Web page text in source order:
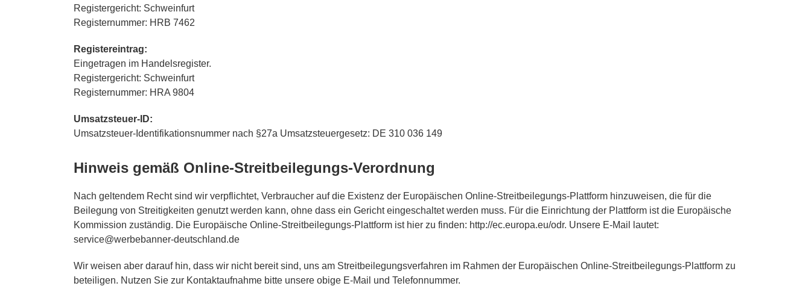
Registergericht: Schweinfurt
Registernummer: HRB 7462
Registereintrag:
Eingetragen im Handelsregister.
Registergericht: Schweinfurt
Registernummer: HRA 9804
Umsatzsteuer-ID:
Umsatzsteuer-Identifikationsnummer nach §27a Umsatzsteuergesetz: DE 310 036 149
Hinweis gemäß Online-Streitbeilegungs-Verordnung
Nach geltendem Recht sind wir verpflichtet, Verbraucher auf die Existenz der Europäischen Online-Streitbeilegungs-Plattform hinzuweisen, die für die
Beilegung von Streitigkeiten genutzt werden kann, ohne dass ein Gericht eingeschaltet werden muss. Für die Einrichtung der Plattform ist die Europäische
Kommission zuständig. Die Europäische Online-Streitbeilegungs-Plattform ist hier zu finden: http://ec.europa.eu/odr. Unsere E-Mail lautet:
service@werbebanner-deutschland.de
Wir weisen aber darauf hin, dass wir nicht bereit sind, uns am Streitbeilegungsverfahren im Rahmen der Europäischen Online-Streitbeilegungs-Plattform zu
beteiligen. Nutzen Sie zur Kontaktaufnahme bitte unsere obige E-Mail und Telefonnummer.